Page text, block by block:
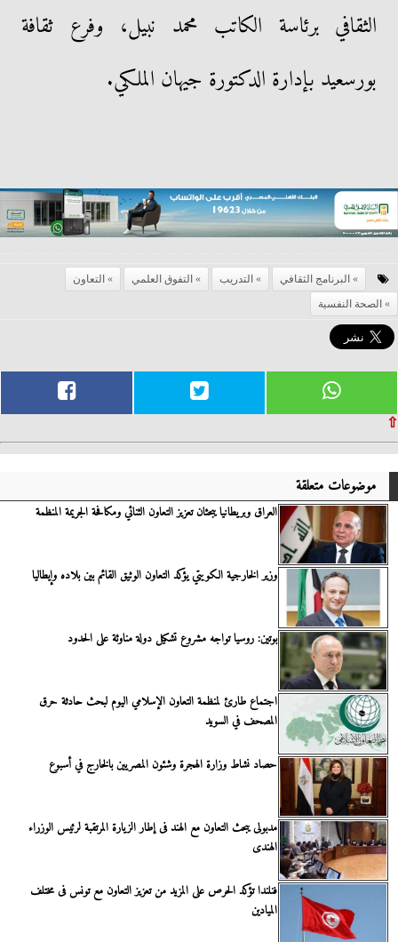
الثقافي برئاسة الكاتب محمد نبيل، وفرع ثقافة
بورسعيد بإدارة الدكتورة جيهان الملكي.
البرنامج الثقافي التدريب التفوق العلمي
التعاون
الصحة النفسية
⇧
موضوعات متعلقة
العراق وبريطانيا يبحثان تعزيز التعاون الثنائي ومكافحة الجريمة المنظمة
وزير الخارجية الكويتي يؤكد التعاون الوثيق القائم بين بلاده وإيطاليا
بوتين: روسيا تواجه مشروع تشكيل دولة مناوئة على الحدود
اجتماع طارئ لمنظمة التعاون الإسلامي اليوم لبحث حادثة حرق
المصحف في السويد
حصاد نشاط وزارة الهجرة وشئون المصريين بالخارج في أسبوع
مدبولى يبحث التعاون مع الهند فى إطار الزيارة المرتقبة لرئيس الوزراء
الهندى
فنلندا تؤكد الحرص على المزيد من تعزيز التعاون مع تونس فى مختلف
الميادين